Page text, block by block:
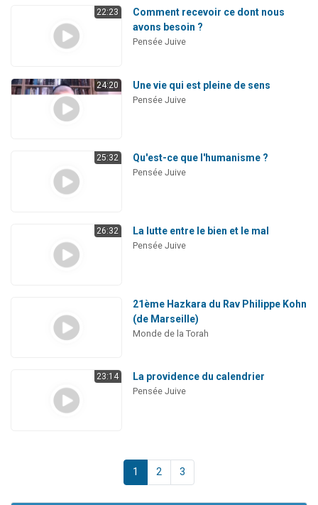
22:23
Comment recevoir ce dont nous
avons besoin ?
Pensée Juive
24:20 Une vie qui est pleine de sens
Pensée Juive
25:32 Qu'est-ce que l'humanisme ?
Pensée Juive
26:32 La lutte entre le bien et le mal
Pensée Juive
21ème Hazkara du Rav Philippe Kohn
(de Marseille)
Monde de la Torah
23:14 La providence du calendrier
Pensée Juive
1 2 3